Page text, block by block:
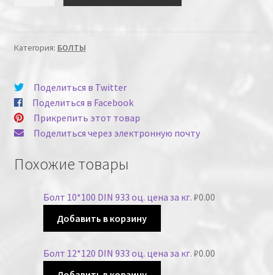
Категория: БОЛТЫ
Поделиться в Twitter
Поделиться в Facebook
Прикрепить этот товар
Поделиться через электронную почту
Похожие товары
Болт 10*100 DIN 933 оц. цена за кг. ₽0.00
Добавить в корзину
Болт 12*120 DIN 933 оц. цена за кг. ₽0.00